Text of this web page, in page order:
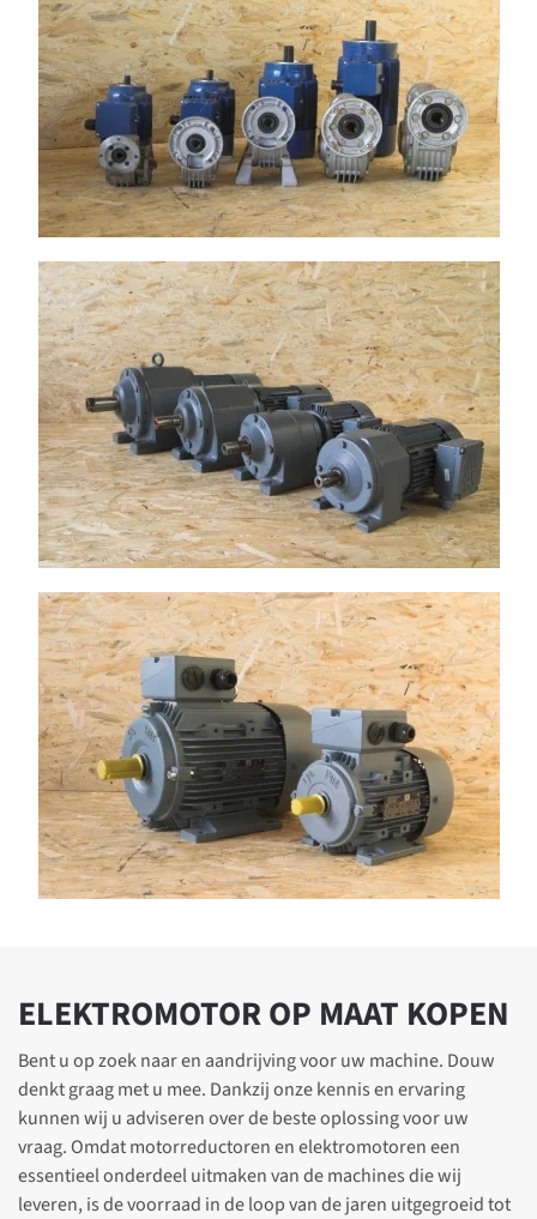
ELEKTROMOTOR OP MAAT KOPEN
Bent u op zoek naar en aandrijving voor uw machine. Douw
denkt graag met u mee. Dankzij onze kennis en ervaring
kunnen wij u adviseren over de beste oplossing voor uw
vraag. Omdat motorreductoren en elektromotoren een
essentieel onderdeel uitmaken van de machines die wij
leveren, is de voorraad in de loop van de jaren uitgegroeid tot